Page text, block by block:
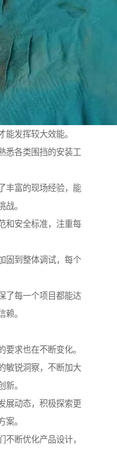
发挥较大效能。
悉各类围挡的安装工
丰富的现场经验，能
战。
和安全标准，注重每
固到整体调试，每个
了每一个项目都能达
赖。
求也在不断变化。
敏锐洞察，不断加大
新。
展动态，积极探索更
案。
断优化产品设计，